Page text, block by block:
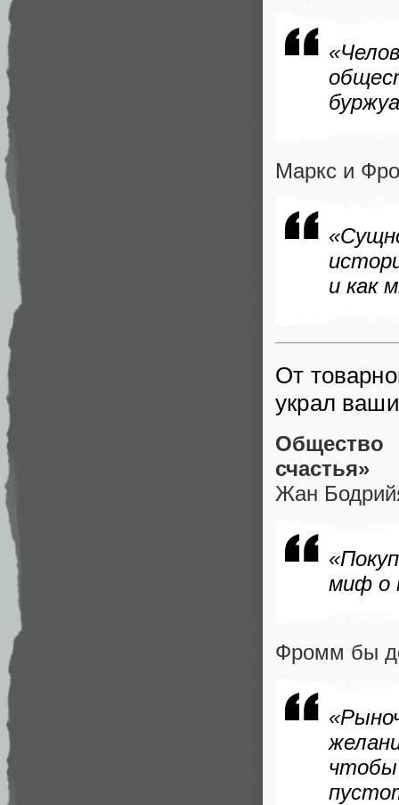
Маркс и
и как
От
украл
счастья»
Жан
миф о
Фромм бы